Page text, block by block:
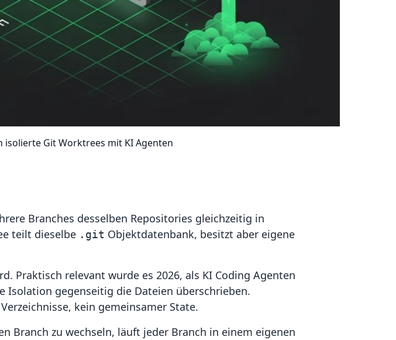
Git Worktrees mit KI Agenten
Branches desselben Repositories gleichzeitig in
teilt dieselbe .git Objektdatenbank, besitzt aber eigene
Praktisch relevant wurde es 2026, als KI Coding Agenten
Isolation gegenseitig die Dateien überschrieben.
kein gemeinsamer State.
Branch zu wechseln, läuft jeder Branch in einem eigenen